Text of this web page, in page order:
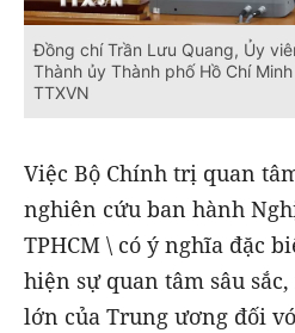
Đồng chí Trần Lưu Quang, Ủy
Thành ủy Thành phố Hồ Chí
TTXVN
Việc Bộ Chính trị quan
nghiên cứu ban hành
TPHCM \ có ý nghĩa đặc
hiện sự quan tâm sâu
lớn của Trung ương đối